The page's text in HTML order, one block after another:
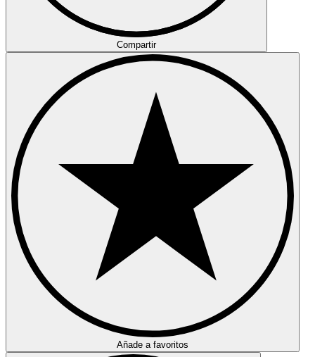
Compartir
Añade a favoritos